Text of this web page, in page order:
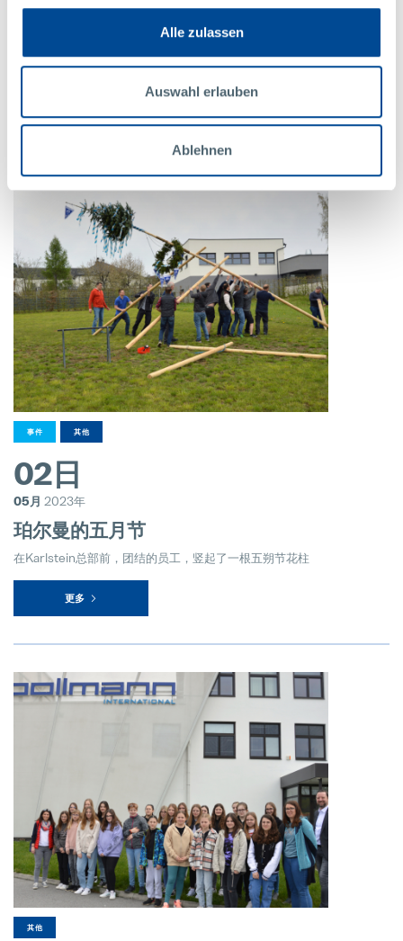
Alle zulassen
Auswahl erlauben
Ablehnen
收购后:MAXXOM自动化正在崛起
与珀尔曼的合并增强了公司的实力。由于产能扩大，现在也可以处理重大
的国际项目
事件 其他
02日
05月 2023年
珀尔曼的五月节
在Karlstein总部前，团结的员工，竖起了一根五朔节花柱
更多
其他